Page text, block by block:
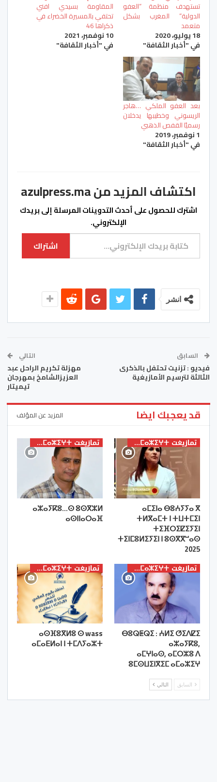
تستهدف منظمة “العفو
الدولية” المغرب بشكل
متعمد
18 يوليو، 2020
في "أخبار الثقافة"
المقاومة بسيدي افني
تحتفي بالمسيرة الخضراء في
ذكراها 46
10 نوفمبر، 2021
في "أخبار الثقافة"
بعد العفو الملكي …هاجر
الريسوني وخطيبها يدخلان
رسميًا القفص الذهبي
1 نوفمبر، 2019
في "أخبار الثقافة"
اكتشاف المزيد من azulpress.ma
اشترك للحصول على أحدث التدوينات المرسلة إلى بريدك
الإلكتروني.
كتابة بريدك الإلكتروني...
اشتراك
انشر
السابق
فيديو : تزنيت تحتفل بالذكرى
الثالثة لترسيم الأمازيغية
التالي
مهزلة تكريم الراحل عبد
العزيزالشامخ بمهرجان
تيميتار
قد يعجبك ايضا المزيد عن المؤلف
تمازيغت ⵜⴰⵎⴰⵣⵉⵖⵜ
ⴰⵎⵉⵏⴰ ⴱⵓⵄⵢⵢⴰ ⴳ
ⵜⵍⴳⴰⵎⵜ ⵏ ⵜⵡⵜⵎⵉⵏ
ⵜⵉⴼⵔⵉⵇⵉⵢⵉⵏ
ⵜⵉⵏⵎⵓⵍⵉⵢⵉⵏ ⵏ ⵓⵙⴳⴳⵯⴰⵙ
2025
تمازيغت ⵜⴰⵎⴰⵣⵉⵖⵜ
ⴰⵣⴰⵢⴽⵓ…ⵙ ⵓⵙⴳⵣⵍ
ⴰⵙⵏⵏⴰⵔⴰⴼ
تمازيغت ⵜⴰⵎⴰⵣⵉⵖⵜ
ⴱⵓⵕⵟⵕⵉ : ⵄⵍⵉ ⵚⵉⴷⵇⵉ
ⴰⵣⴰⵢⴽⵓ,
ⴰⵎⵖⵏⴰⵙ, ⴰⵎⵔⵣⵓ ⴷ
ⵓⵎⵙⵡⵉⵏⴳⵉⵎ ⴰⵎⴰⵣⵉⵖ
تمازيغت ⵜⴰⵎⴰⵣⵉⵖⵜ
ⴰⵙⴼⵓⴳⵍⵓ ⵙ wass
ⴰⵎⴰⴹⵍⴰⵏ ⵏ ⵜⵎⴷⵢⴰⵣⵜ
السابق التالي